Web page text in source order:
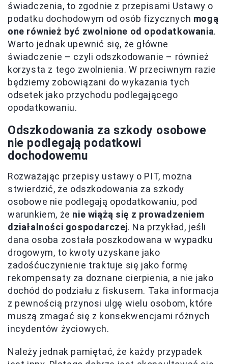
świadczenia, to zgodnie z przepisami Ustawy o
podatku dochodowym od osób fizycznych mogą
one również być zwolnione od opodatkowania.
Warto jednak upewnić się, że główne
świadczenie – czyli odszkodowanie – również
korzysta z tego zwolnienia. W przeciwnym razie
będziemy zobowiązani do wykazania tych
odsetek jako przychodu podlegającego
opodatkowaniu.
Odszkodowania za szkody osobowe
nie podlegają podatkowi
dochodowemu
Rozważając przepisy ustawy o PIT, można
stwierdzić, że odszkodowania za szkody
osobowe nie podlegają opodatkowaniu, pod
warunkiem, że nie wiążą się z prowadzeniem
działalności gospodarczej. Na przykład, jeśli
dana osoba została poszkodowana w wypadku
drogowym, to kwoty uzyskane jako
zadośćuczynienie traktuje się jako formę
rekompensaty za doznane cierpienia, a nie jako
dochód do podziału z fiskusem. Taka informacja
z pewnością przynosi ulgę wielu osobom, które
muszą zmagać się z konsekwencjami różnych
incydentów życiowych.
Należy jednak pamiętać, że każdy przypadek